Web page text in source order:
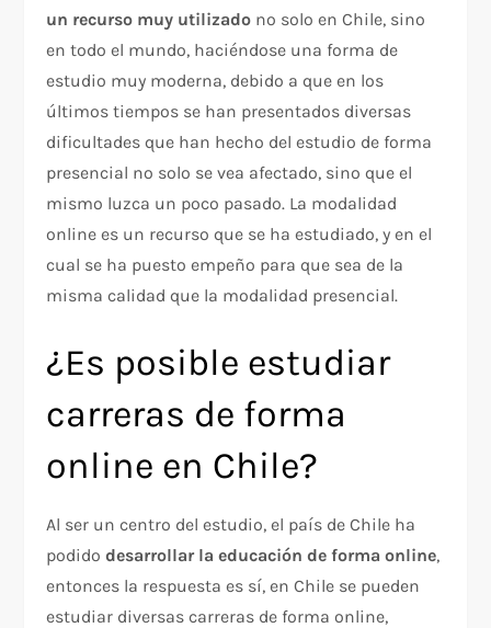
un recurso muy utilizado no solo en Chile, sino
en todo el mundo, haciéndose una forma de
estudio muy moderna, debido a que en los
últimos tiempos se han presentados diversas
dificultades que han hecho del estudio de forma
presencial no solo se vea afectado, sino que el
mismo luzca un poco pasado. La modalidad
online es un recurso que se ha estudiado, y en el
cual se ha puesto empeño para que sea de la
misma calidad que la modalidad presencial.
¿Es posible estudiar
carreras de forma
online en Chile?
Al ser un centro del estudio, el país de Chile ha
podidodesarrollar la educación de forma online,
entonces la respuesta es sí, en Chile se pueden
estudiar diversas carreras de forma online,